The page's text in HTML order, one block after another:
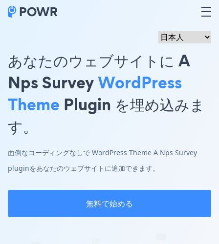
あなたのウェブサイトに A
Nps SurveyWordPress
Theme Plugin を埋め込みま
す。
面倒なコーディングなしで WordPress Theme A Nps Survey
pluginをあなたのウェブサイトに追加できます。
無料で始める